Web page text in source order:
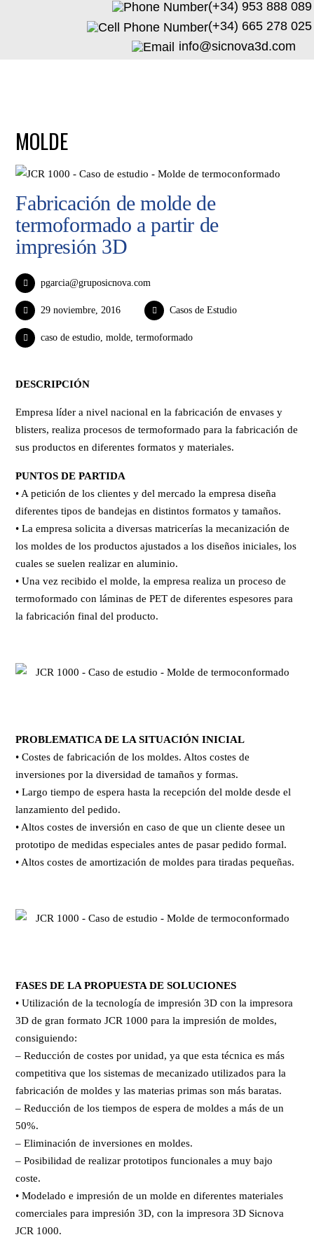
(+34) 953 888 089
(+34) 665 278 025
info@sicnova3d.com
MOLDE
Fabricación de molde de
termoformado a partir de
impresión 3D
pgarcia@gruposicnova.com
29 noviembre, 2016 Casos de Estudio
caso de estudio ,molde ,termoformado
DESCRIPCIÓN
Empresa líder a nivel nacional en la fabricación de envases y
blisters, realiza procesos de termoformado para la fabricación de
sus productos en diferentes formatos y materiales.
PUNTOS DE PARTIDA
• A petición de los clientes y del mercado la empresa diseña
diferentes tipos de bandejas en distintos formatos y tamaños.
• La empresa solicita a diversas matricerías la mecanización de
los moldes de los productos ajustados a los diseños iniciales, los
cuales se suelen realizar en aluminio.
• Una vez recibido el molde, la empresa realiza un proceso de
termoformado con láminas de PET de diferentes espesores para
la fabricación final del producto.
PROBLEMATICA DE LA SITUACIÓN INICIAL
• Costes de fabricación de los moldes. Altos costes de
inversiones por la diversidad de tamaños y formas.
• Largo tiempo de espera hasta la recepción del molde desde el
lanzamiento del pedido.
• Altos costes de inversión en caso de que un cliente desee un
prototipo de medidas especiales antes de pasar pedido formal.
• Altos costes de amortización de moldes para tiradas pequeñas.
FASES DE LA PROPUESTA DE SOLUCIONES
• Utilización de la tecnología de impresión 3D con la impresora
3D de gran formato JCR 1000 para la impresión de moldes,
consiguiendo:
– Reducción de costes por unidad, ya que esta técnica es más
competitiva que los sistemas de mecanizado utilizados para la
fabricación de moldes y las materias primas son más baratas.
– Reducción de los tiempos de espera de moldes a más de un
50%.
– Eliminación de inversiones en moldes.
– Posibilidad de realizar prototipos funcionales a muy bajo
coste.
• Modelado e impresión de un molde en diferentes materiales
comerciales para impresión 3D, con la impresora 3D Sicnova
JCR 1000.